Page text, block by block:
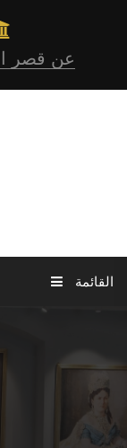
عن قصر
القائمة